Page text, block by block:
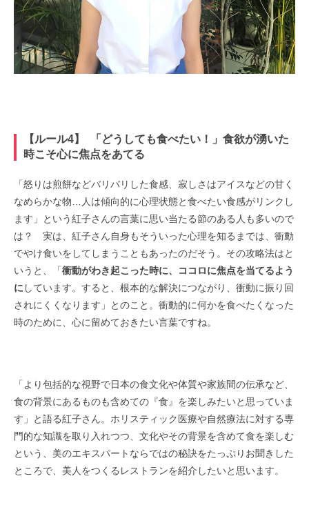
【ルール4】 「どうしても食べたい！」食欲が湧いた
時こそ心に焦点をあてる
「怒りは煎餅などバリバリした食感、寂しさはアイスなどの甘く
なめらかな物…人は傾向的に心理状態と食べたい食感がリンクし
ます」という紅子さんの言葉に思い当たる節のある人も多いので
は？ 実は、紅子さん自身もそういった心理を知るまでは、衝動
でやけ食いをしてしまうこともあったのだそう。その攻略法はと
いうと、「衝動がわき起こった時に、ココロに焦点を当てるよう
に しています。すると、根本的な解決につながり、衝動に振り回
されにくくなります」とのこと。衝動的に何かを食べたくなった
時のために、心に留めておきたい言葉ですね。
「より包括的な視野で日本の食文化や体質や家族間の伝承など、
食の背景にあるものも含めての『食』を楽しみたいと思っていま
す」と語る紅子さん。ホリスティック医療や自然療法に対する専
門的な知識を取り入れつつ、文化やその背景を含めて食を楽しむ
という、美のエキスパートならではの秘訣をたっぷりお聞きした
ところで、美人をつくるレストランを紹介したいと思います。